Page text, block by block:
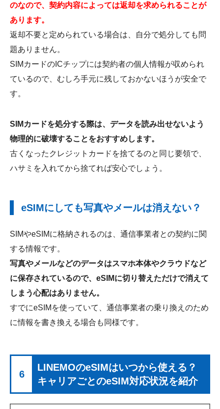
のなので、契約内容によっては返却を求められることが
あります。
返却不要と定められている場合は、自分で処分しても問
題ありません。
SIMカードのICチップには契約者の個人情報が収められ
ているので、むしろ手元に残しておかないほうが安全で
す。
SIMカードを処分する際は、データを読み出せないよう
物理的に破壊することをおすすめします。
古くなったクレジットカードを捨てるのと同じ要領で、
ハサミを入れてから捨てれば安心でしょう。
eSIMにしても写真やメールは消えない？
SIMやeSIMに格納されるのは、通信事業者との契約に関
する情報です。
写真やメールなどのデータはスマホ本体やクラウドなど
に保存されているので、eSIMに切り替えただけで消えて
しまう心配はありません。
すでにeSIMを使っていて、通信事業者の乗り換えのため
に情報を書き換える場合も同様です。
6
LINEMOのeSIMはいつから使える？
キャリアごとのeSIM対応状況を紹介